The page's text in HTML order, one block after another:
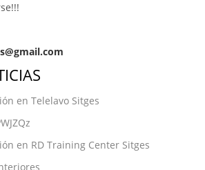
en Telelavo Sitges
en RD Training Center Sitges